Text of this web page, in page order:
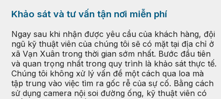
Khảo sát và tư vấn tận nơi miễn phí
Ngay sau khi nhận được yêu cầu của khách hàng, đội
ngũ kỹ thuật viên của chúng tôi sẽ có mặt tại địa chỉ ở
xã Vạn Xuân trong thời gian sớm nhất. Bước đầu tiên
và quan trọng nhất trong quy trình là khảo sát thực tế.
Chúng tôi không xử lý vấn đề một cách qua loa mà
tập trung vào việc tìm ra gốc rễ của sự cố. Bằng cách
sử dụng camera nội soi đường ống, kỹ thuật viên có